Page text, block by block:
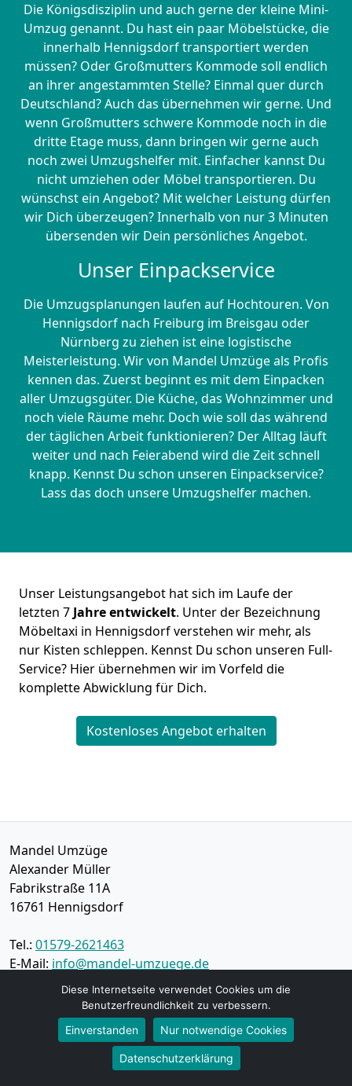
Die Königsdisziplin und auch gerne der kleine Mini-
Umzug genannt. Du hast ein paar Möbelstücke, die
innerhalb Hennigsdorf transportiert werden
müssen? Oder Großmutters Kommode soll endlich
an ihrer angestammten Stelle? Einmal quer durch
Deutschland? Auch das übernehmen wir gerne. Und
wenn Großmutters schwere Kommode noch in die
dritte Etage muss, dann bringen wir gerne auch
noch zwei Umzugshelfer mit. Einfacher kannst Du
nicht umziehen oder Möbel transportieren. Du
wünschst ein Angebot? Mit welcher Leistung dürfen
wir Dich überzeugen? Innerhalb von nur 3 Minuten
übersenden wir Dein persönliches Angebot.
Unser Einpackservice
Die Umzugsplanungen laufen auf Hochtouren. Von
Hennigsdorf nach Freiburg im Breisgau oder
Nürnberg zu ziehen ist eine logistische
Meisterleistung. Wir von Mandel Umzüge als Profis
kennen das. Zuerst beginnt es mit dem Einpacken
aller Umzugsgüter. Die Küche, das Wohnzimmer und
noch viele Räume mehr. Doch wie soll das während
der täglichen Arbeit funktionieren? Der Alltag läuft
weiter und nach Feierabend wird die Zeit schnell
knapp. Kennst Du schon unseren Einpackservice?
Lass das doch unsere Umzugshelfer machen.
Unser Leistungsangebot hat sich im Laufe der
letzten 7 Jahre entwickelt. Unter der Bezeichnung
Möbeltaxi in Hennigsdorf verstehen wir mehr, als
nur Kisten schleppen. Kennst Du schon unseren Full-
Service? Hier übernehmen wir im Vorfeld die
komplette Abwicklung für Dich.
Kostenloses Angebot erhalten
Mandel Umzüge
Alexander Müller
Fabrikstraße 11A
16761 Hennigsdorf
Tel.: 01579-2621463
E-Mail: info@mandel-umzuege.de
Öffnungszeiten:Mo - Sa: 09:00 - 16:00 Uhr
Diese Internetseite verwendet Cookies um die
Benutzerfreundlichkeit zu verbessern.
Einverstanden Nur notwendige Cookies
Datenschutzerklärung